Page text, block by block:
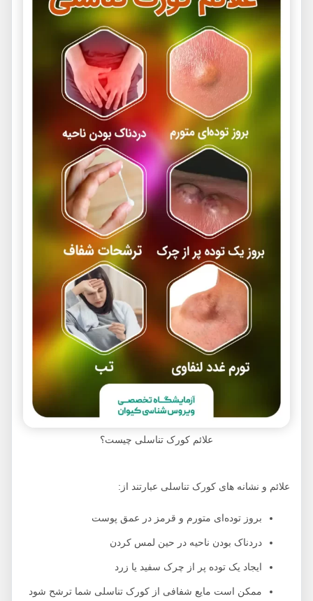
علائم کورک تناسلی چیست؟
علائم و نشانه های کورک تناسلی عبارتند از:
بروز توده‌ای متورم و قرمز در عمق پوست
دردناک بودن ناحیه در حین لمس کردن
ایجاد یک توده پر از چرک سفید یا زرد
ممکن است مایع شفافی از کورک تناسلی شما ترشح شود